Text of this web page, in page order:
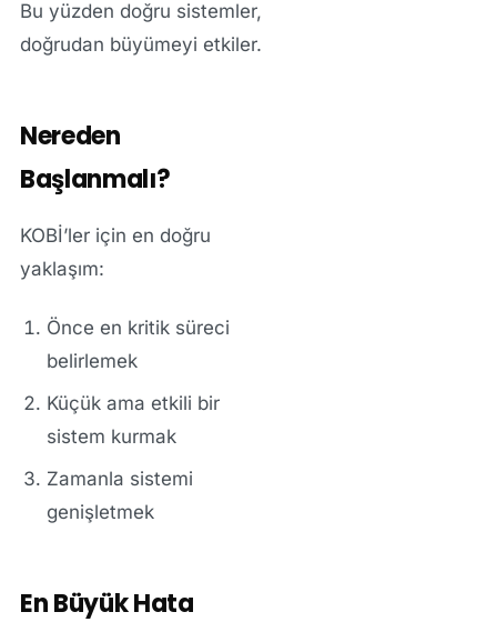
Bu yüzden doğru sistemler,
doğrudan büyümeyi etkiler.
Nereden
Başlanmalı?
KOBİ’ler için en doğru
yaklaşım:
Önce en kritik süreci
belirlemek
Küçük ama etkili bir
sistem kurmak
Zamanla sistemi
genişletmek
En Büyük Hata